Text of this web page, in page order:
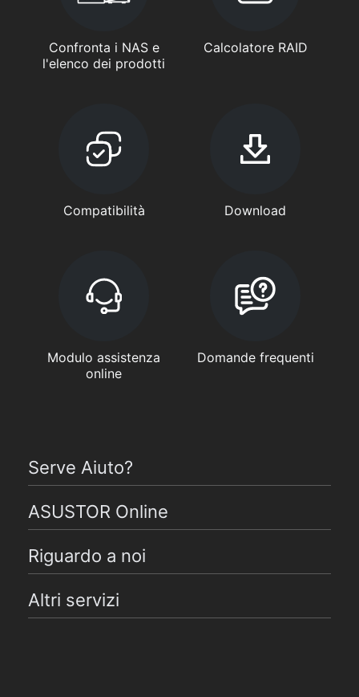
Confronta i NAS e
l'elenco dei prodotti
Calcolatore RAID
Compatibilità Download
Modulo assistenza
online
Domande frequenti
Serve Aiuto?
ASUSTOR Online
Riguardo a noi
Altri servizi